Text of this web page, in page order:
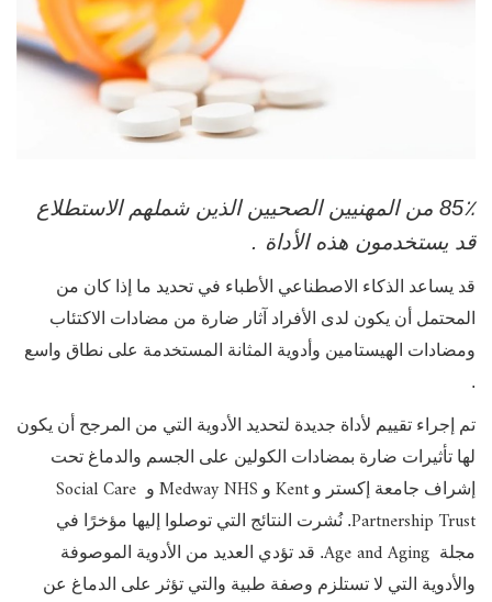
85٪ من المهنيين الصحيين الذين شملهم الاستطلاع
قد يستخدمون هذه الأداة .
قد يساعد الذكاء الاصطناعي الأطباء في تحديد ما إذا كان من
المحتمل أن يكون لدى الأفراد آثار ضارة من مضادات الاكتئاب
ومضادات الهيستامين وأدوية المثانة المستخدمة على نطاق واسع
.
تم إجراء تقييم لأداة جديدة لتحديد الأدوية التي من المرجح أن يكون
لها تأثيرات ضارة بمضادات الكولين على الجسم والدماغ تحت
إشراف جامعة إكستر و Kent و Medway NHS و Social Care
Partnership Trust. نُشرت النتائج التي توصلوا إليها مؤخرًا في
مجلة Age and Aging. قد تؤدي العديد من الأدوية الموصوفة
والأدوية التي لا تستلزم وصفة طبية والتي تؤثر على الدماغ عن